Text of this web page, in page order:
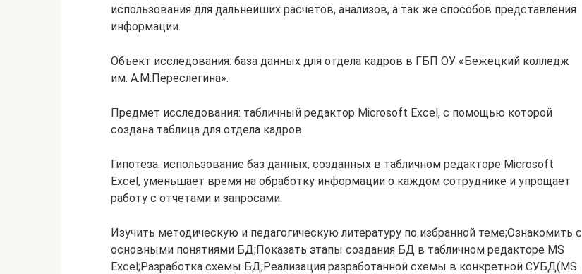
использования для дальнейших расчетов, анализов, а так же способов представления
информации.
Объект исследования: база данных для отдела кадров в ГБП ОУ «Бежецкий колледж
им. А.М.Переслегина».
Предмет исследования: табличный редактор Microsoft Excel, с помощью которой
создана таблица для отдела кадров.
Гипотеза: использование баз данных, созданных в табличном редакторе Microsoft
Excel, уменьшает время на обработку информации о каждом сотруднике и упрощает
работу с отчетами и запросами.
Изучить методическую и педагогическую литературу по избранной теме;Ознакомить с
основными понятиями БД;Показать этапы создания БД в табличном редакторе MS
Excel;Разработка схемы БД;Реализация разработанной схемы в конкретной СУБД(MS